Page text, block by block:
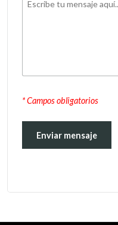
* Campos obligatorios